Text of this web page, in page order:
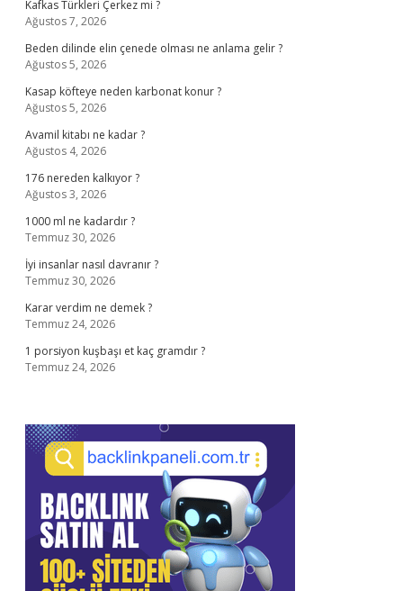
Kafkas Türkleri Çerkez mi ?
Ağustos 7, 2026
Beden dilinde elin çenede olması ne anlama gelir ?
Ağustos 5, 2026
Kasap köfteye neden karbonat konur ?
Ağustos 5, 2026
Avamil kitabı ne kadar ?
Ağustos 4, 2026
176 nereden kalkıyor ?
Ağustos 3, 2026
1000 ml ne kadardır ?
Temmuz 30, 2026
İyi insanlar nasıl davranır ?
Temmuz 30, 2026
Karar verdim ne demek ?
Temmuz 24, 2026
1 porsiyon kuşbaşı et kaç gramdır ?
Temmuz 24, 2026